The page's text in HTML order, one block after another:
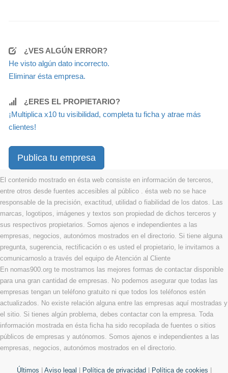
¿VES ALGÚN ERROR?
He visto algún dato incorrecto.
Eliminar ésta empresa.
¿ERES EL PROPIETARIO?
¡Multiplica x10 tu visibilidad, completa tu ficha y atrae más
clientes!
Publica tu empresa
El contenido mostrado en ésta web consiste en información de terceros,
entre otros desde fuentes accesibles al público . ésta web no se hace
responsable de la precisión, exactitud, utilidad o fiabilidad de los datos. Las
marcas, logotipos, imágenes y textos son propiedad de dichos terceros y
sus respectivos propietarios. Somos ajenos e independientes a las
empresas, negocios, autonómos mostrados en el directorio. Si tiene alguna
pregunta, sugerencia, rectificación o es usted el propietario, le invitamos a
comunicarnoslo a través del equipo de Atención al Cliente
En nomas900.org te mostramos las mejores formas de contactar disponible
para una gran cantidad de empresas. No podemos asegurar que todas las
empresas tengan un teléfono gratuito ni que todos los teléfonos estén
actualizados. No existe relación alguna entre las empresas aquí mostradas y
el sitio. Si tienes algún problema, debes contactar con la empresa. Toda
información mostrada en ésta ficha ha sido recopilada de fuentes o sitios
públicos de empresas y autónomos. Somos ajenos e independientes a las
empresas, negocios, autonómos mostrados en el directorio.
Últimos Aviso legal Política de privacidad Política de cookies